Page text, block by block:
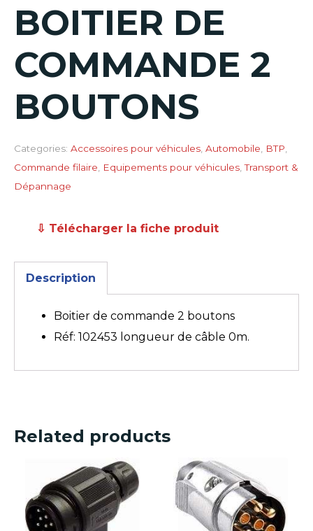
BOITIER DE
COMMANDE 2
BOUTONS
Categories: Accessoires pour véhicules Automobile BTP
Commande filaire
Equipements pour véhicules ,Transport &
Dépannage
⇩ Télécharger la fiche produit
Description
Boitier de commande 2 boutons
Réf: 102453 longueur de câble 0m.
Related products